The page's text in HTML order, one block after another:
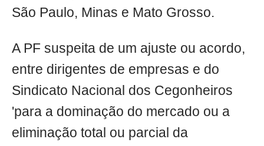
São Paulo, Minas e Mato Grosso.
A PF suspeita de um ajuste ou acordo,
entre dirigentes de empresas e do
Sindicato Nacional dos Cegonheiros
'para a dominação do mercado ou a
eliminação total ou parcial da